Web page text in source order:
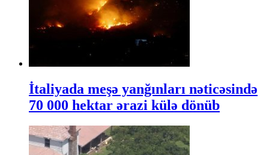
İtaliyada meşə yanğınları nəticəsində
70 000 hektar ərazi külə dönüb